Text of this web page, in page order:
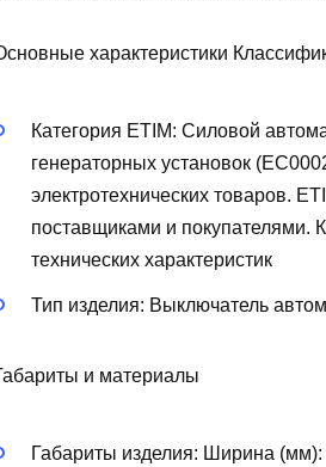
характеристики
Категория ETIM: Силовой
генераторных установок
электротехнических товаров.
поставщиками и покупателями.
технических характеристик
Тип изделия: Выключатель
и материалы
Габариты изделия: Ширина (мм):